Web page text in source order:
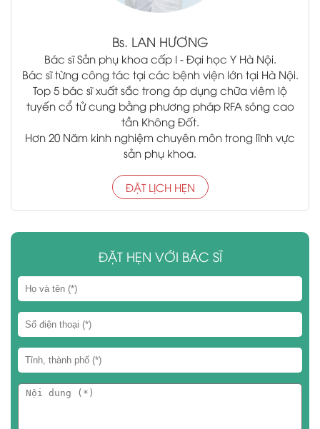
Bs. LAN HƯƠNG
Bác sĩ Sản phụ khoa cấp I - Đại học Y Hà Nội.
Bác sĩ từng công tác tại các bệnh viện lớn tại Hà Nội.
Top 5 bác sĩ xuất sắc trong áp dụng chữa viêm lộ
tuyến cổ tử cung bằng phương pháp RFA sóng cao
tần Không Đốt.
Hơn 20 Năm kinh nghiệm chuyên môn trong lĩnh vực
sản phụ khoa.
ĐẶT LỊCH HẸN
ĐẶT HẸN VỚI BÁC SĨ